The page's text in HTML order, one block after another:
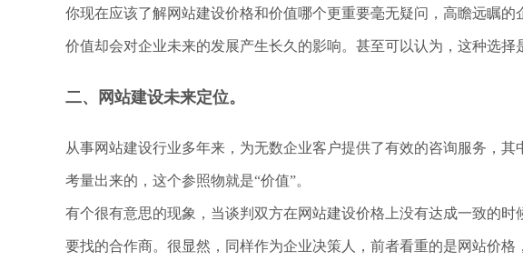
你现在应该了解网站建设价格和价值哪个更重要毫无疑问，高瞻远瞩
价值却会对企业未来的发展产生长久的影响。甚至可以认为，这种选择
二、网站建设未来定位。
从事网站建设行业多年来，为无数企业客户提供了有效的咨询服务，
考量出来的，这个参照物就是“价值”。
有个很有意思的现象，当谈判双方在网站建设价格上没有达成一致的
要找的合作商。很显然，同样作为企业决策人，前者看重的是网站价格